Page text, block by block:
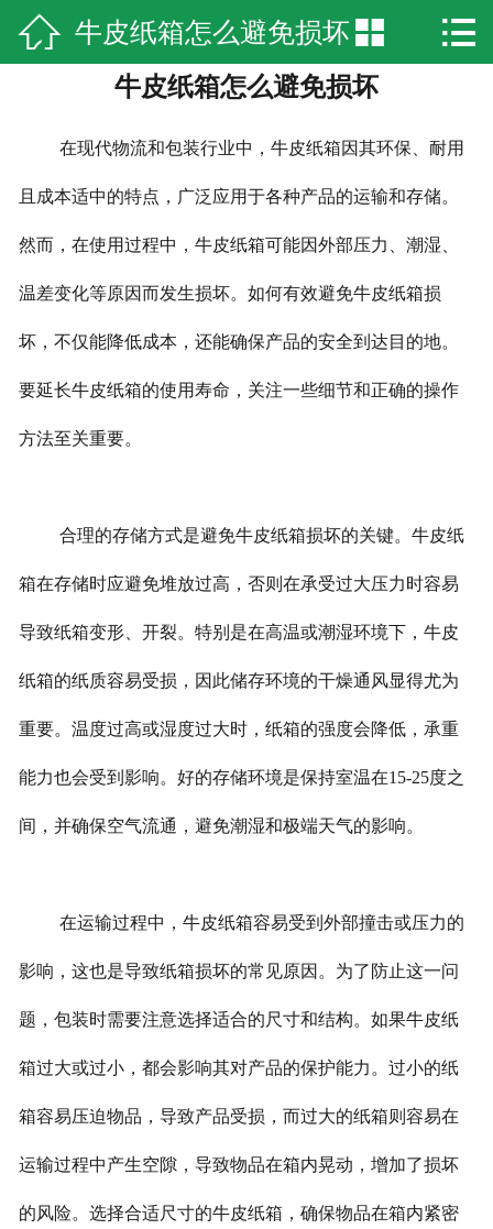
 网站首页
企业简介
产品中心
新闻资讯
厂房实景
荣誉资质
 牛皮纸箱怎么避免损坏  
牛皮纸箱怎么避免损坏
在现代物流和包装行业中，牛皮纸箱因其环保、耐用
且成本适中的特点，广泛应用于各种产品的运输和存储。
然而，在使用过程中，牛皮纸箱可能因外部压力、潮湿、
温差变化等原因而发生损坏。如何有效避免牛皮纸箱损
坏，不仅能降低成本，还能确保产品的安全到达目的地。
要延长牛皮纸箱的使用寿命，关注一些细节和正确的操作
方法至关重要。
合理的存储方式是避免牛皮纸箱损坏的关键。牛皮纸
箱在存储时应避免堆放过高，否则在承受过大压力时容易
导致纸箱变形、开裂。特别是在高温或潮湿环境下，牛皮
纸箱的纸质容易受损，因此储存环境的干燥通风显得尤为
重要。温度过高或湿度过大时，纸箱的强度会降低，承重
能力也会受到影响。好的存储环境是保持室温在15-25度之
间，并确保空气流通，避免潮湿和极端天气的影响。
在运输过程中，牛皮纸箱容易受到外部撞击或压力的
影响，这也是导致纸箱损坏的常见原因。为了防止这一问
题，包装时需要注意选择适合的尺寸和结构。如果牛皮纸
箱过大或过小，都会影响其对产品的保护能力。过小的纸
箱容易压迫物品，导致产品受损，而过大的纸箱则容易在
运输过程中产生空隙，导致物品在箱内晃动，增加了损坏
的风险。选择合适尺寸的牛皮纸箱，确保物品在箱内紧密